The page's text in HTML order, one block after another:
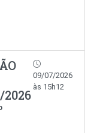
09/07/2026
às 15h12